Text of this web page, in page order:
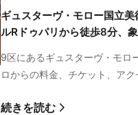
ギュスターヴ・モロー国立
ルRドゥパリから徒歩8分、
9区にあるギュスターヴ・モロ
ロからの料金、チケット、ア
続きを読む